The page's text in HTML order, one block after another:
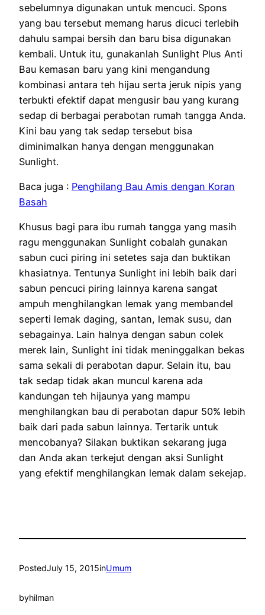
sebelumnya digunakan untuk mencuci. Spons
yang bau tersebut memang harus dicuci terlebih
dahulu sampai bersih dan baru bisa digunakan
kembali. Untuk itu, gunakanlah Sunlight Plus Anti
Bau kemasan baru yang kini mengandung
kombinasi antara teh hijau serta jeruk nipis yang
terbukti efektif dapat mengusir bau yang kurang
sedap di berbagai perabotan rumah tangga Anda.
Kini bau yang tak sedap tersebut bisa
diminimalkan hanya dengan menggunakan
Sunlight.
Baca juga : Penghilang Bau Amis dengan Koran
Basah
Khusus bagi para ibu rumah tangga yang masih
ragu menggunakan Sunlight cobalah gunakan
sabun cuci piring ini setetes saja dan buktikan
khasiatnya. Tentunya Sunlight ini lebih baik dari
sabun pencuci piring lainnya karena sangat
ampuh menghilangkan lemak yang membandel
seperti lemak daging, santan, lemak susu, dan
sebagainya. Lain halnya dengan sabun colek
merek lain, Sunlight ini tidak meninggalkan bekas
sama sekali di perabotan dapur. Selain itu, bau
tak sedap tidak akan muncul karena ada
kandungan teh hijaunya yang mampu
menghilangkan bau di perabotan dapur 50% lebih
baik dari pada sabun lainnya. Tertarik untuk
mencobanya? Silakan buktikan sekarang juga
dan Anda akan terkejut dengan aksi Sunlight
yang efektif menghilangkan lemak dalam sekejap.
PostedJuly 15, 2015inUmum
byhilman